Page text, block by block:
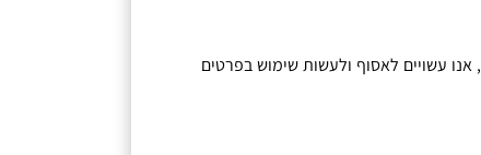
, אנו עשויים לאסוף ולעשות שימוש בפרטים